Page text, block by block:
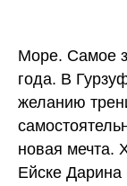
Море. Самое
года. В
желанию
новая мечта.
Ейске Дарина